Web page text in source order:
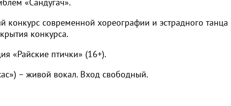
конкурс современной хореографии и эстрадного танца
конкурса.
«Райские птички» (16+).
– живой вокал. Вход свободный.